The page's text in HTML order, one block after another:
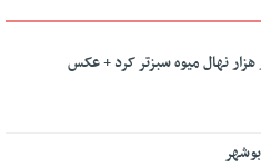
نهال میوه سبزتر کرد + عکس